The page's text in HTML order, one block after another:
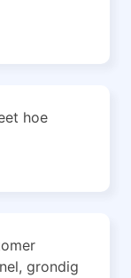
hoe
grondig